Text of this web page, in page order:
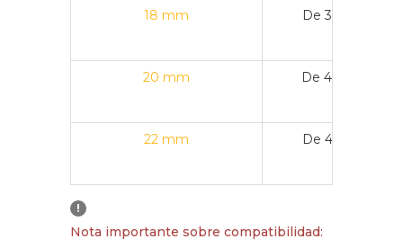
18 mm De 36 mm a
20 mm De 40 mm a
22 mm De 43 mm a
!
Nota importante sobre compatibilidad: